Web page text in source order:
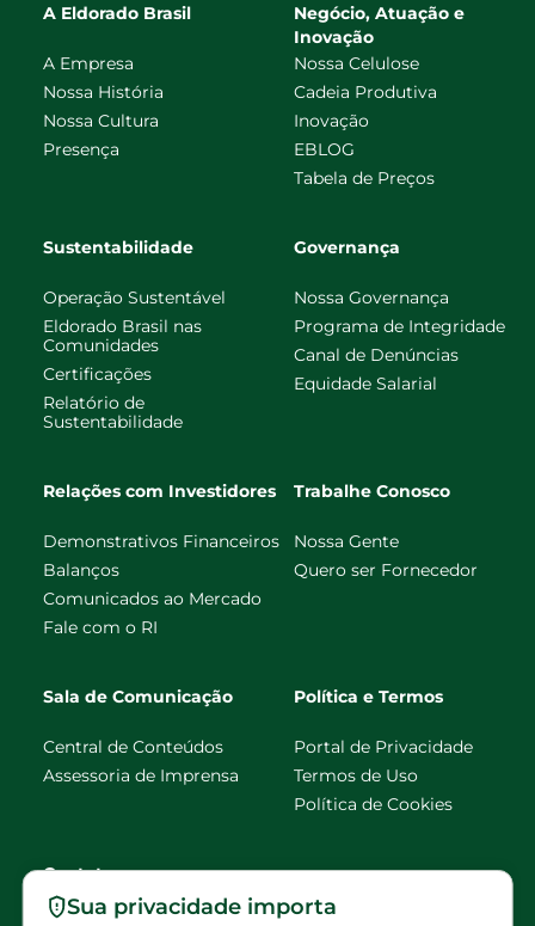
Sua privacidade importa
A Eldorado Brasil
A Empresa
Nossa História
Nossa Cultura
Presença
Negócio, Atuação e
Inovação
Nossa Celulose
Cadeia Produtiva
Inovação
EBLOG
Tabela de Preços
Sustentabilidade
Operação Sustentável
Eldorado Brasil nas
Comunidades
Certificações
Relatório de
Sustentabilidade
Governança
Nossa Governança
Programa de Integridade
Canal de Denúncias
Equidade Salarial
Relações com Investidores
Demonstrativos Financeiros
Balanços
Comunicados ao Mercado
Fale com o RI
Trabalhe Conosco
Nossa Gente
Quero ser Fornecedor
Sala de Comunicação
Central de Conteúdos
Assessoria de Imprensa
Política e Termos
Portal de Privacidade
Termos de Uso
Política de Cookies
Contato